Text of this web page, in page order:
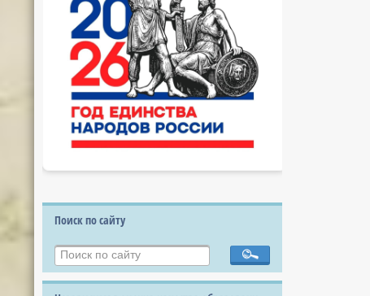
Поиск по сайту